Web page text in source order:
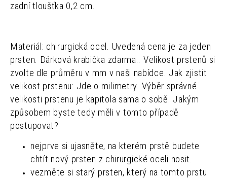
zadní tloušťka 0,2 cm.
Materiál: chirurgická ocel. Uvedená cena je za jeden
prsten. Dárková krabička zdarma.. Velikost prstenů si
zvolte dle průměru v mm v naši nabídce. Jak zjistit
velikost prstenu: Jde o milimetry. Výběr správné
velikosti prstenu je kapitola sama o sobě. Jakým
způsobem byste tedy měli v tomto případě
postupovat?
nejprve si ujasněte, na kterém prstě budete
chtít nový prsten z chirurgické oceli nosit.
vezměte si starý prsten, který na tomto prstu